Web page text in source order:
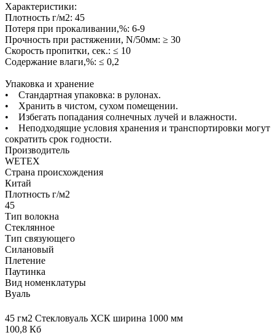
Характеристики:
Плотность г/м2: 45
Потеря при прокаливании,%: 6-9
Прочность при растяжении, N/50мм: ≥ 30
Скорость пропитки, сек.: ≤ 10
Содержание влаги,%: ≤ 0,2
Упаковка и хранение
• Стандартная упаковка: в рулонах.
• Хранить в чистом, сухом помещении.
• Избегать попадания солнечных лучей и влажности.
• Неподходящие условия хранения и транспортировки могут
сократить срок годности.
Производитель
WETEX
Страна происхождения
Китай
Плотность г/м2
45
Тип волокна
Стеклянное
Тип связующего
Силановый
Плетение
Паутинка
Вид номенклатуры
Вуаль
45 гм2 Стекловуаль ХСК ширина 1000 мм
100,8 Кб